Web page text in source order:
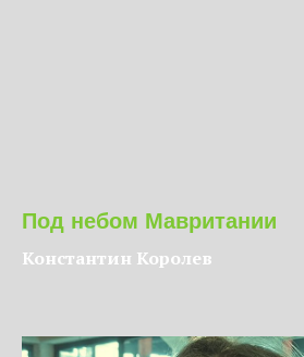
Под небом Мавритании
Константин Королев